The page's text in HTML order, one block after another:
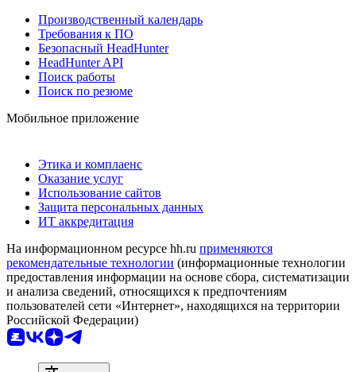
Производственный календарь
Требования к ПО
Безопасный HeadHunter
HeadHunter API
Поиск работы
Поиск по резюме
Мобильное приложение
Этика и комплаенс
Оказание услуг
Использование сайтов
Защита персональных данных
ИТ аккредитация
На информационном ресурсе hh.ru применяются
рекомендательные технологии (информационные технологии
предоставления информации на основе сбора, систематизации
и анализа сведений, относящихся к предпочтениям
пользователей сети «Интернет», находящихся на территории
Российской Федерации)